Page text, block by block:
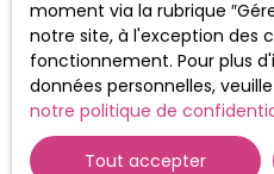
moment via la rubrique
notre site, à l'exception des
fonctionnement. Pour plus
données personnelles,
notre politique de
Tout accepter